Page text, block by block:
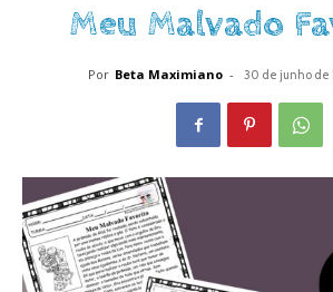
Meu Malvado
Por Beta Maximiano - 30 de junho de